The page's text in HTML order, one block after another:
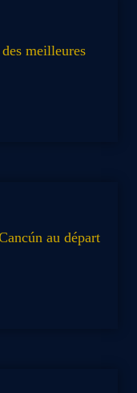
meilleures
au départ